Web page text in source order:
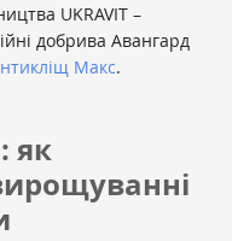
UKRAVIT –
добрива Авангард
Макс.
як